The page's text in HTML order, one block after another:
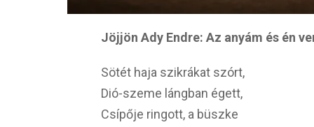
Jöjjön Ady Endre: Az anyám és én
Sötét haja szikrákat szórt,
Dió-szeme lángban égett,
Csípője ringott, a büszke